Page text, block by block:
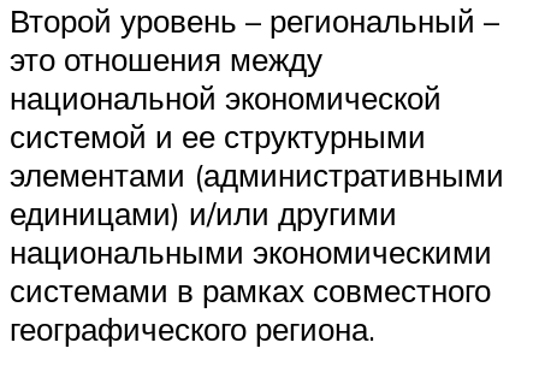
Второй уровень – региональный –
это отношения между
национальной экономической
системой и ее структурными
элементами (административными
единицами) и/или другими
национальными экономическими
системами в рамках совместного
географического региона.